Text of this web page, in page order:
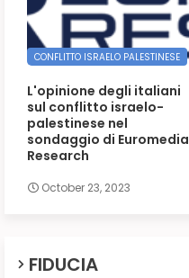
CONFLITTO ISRAELO PALESTINESE
L'opinione degli italiani
sul conflitto israelo-
palestinese nel
sondaggio di Euromedia
Research
October 23, 2023
FIDUCIA